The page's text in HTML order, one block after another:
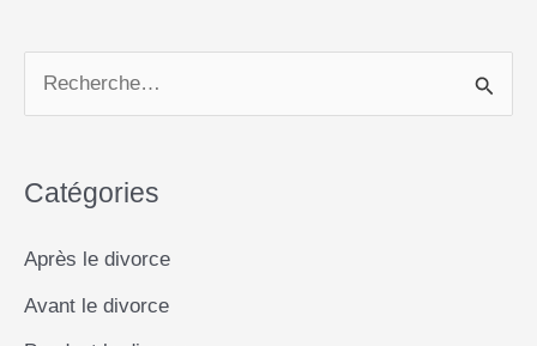
e
h
c
Catégories
Après le divorce
Avant le divorce